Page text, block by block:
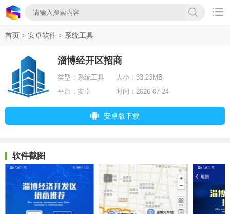

首页 > 安卓软件 > 系统工具
淄博经开区招商
类型： 系统工具 大小： 33.23MB
平台： 安卓 时间： 2026-07-24
安卓版下载
软件截图